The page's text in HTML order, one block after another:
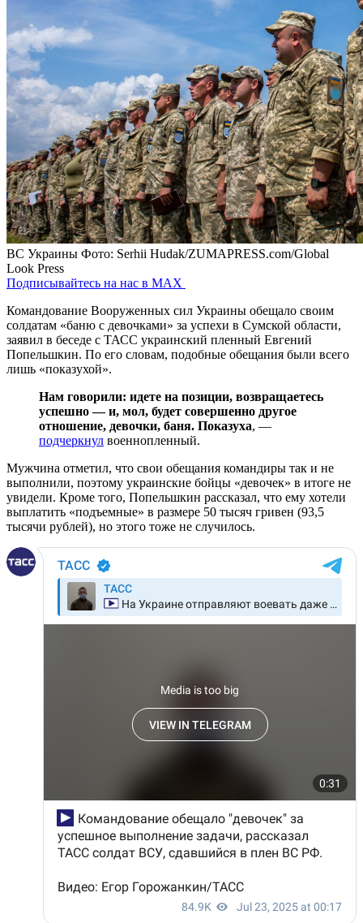
ВС Украины Фото: Serhii Hudak/ZUMAPRESS.com/Global
Look Press
Подписывайтесь на нас в MAX
Командование Вооруженных сил Украины обещало своим
солдатам «баню с девочками» за успехи в Сумской области,
заявил в беседе с ТАСС украинский пленный Евгений
Попельшкин. По его словам, подобные обещания были всего
лишь «показухой».
Нам говорили: идете на позиции, возвращаетесь
успешно — и, мол, будет совершенно другое
отношение, девочки, баня. Показуха, —
подчеркнул военнопленный.
Мужчина отметил, что свои обещания командиры так и не
выполнили, поэтому украинские бойцы «девочек» в итоге не
увидели. Кроме того, Попельшкин рассказал, что ему хотели
выплатить «подъемные» в размере 50 тысяч гривен (93,5
тысячи рублей), но этого тоже не случилось.